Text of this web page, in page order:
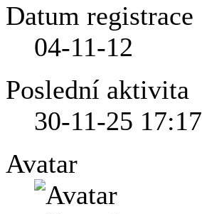
Datum registrace
04-11-12
Poslední aktivita
30-11-25 17:17
Avatar